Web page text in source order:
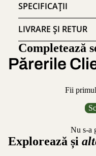
SPECIFICAȚII
LIVRARE ȘI RETUR
Completează
Părerile
Fii
Nu s-a
Explorează și